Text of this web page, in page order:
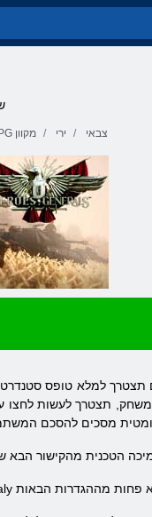
משחקי MMORPG מקוון ירי צבאי
למלא טופס
תצטרך לעשות לחצו